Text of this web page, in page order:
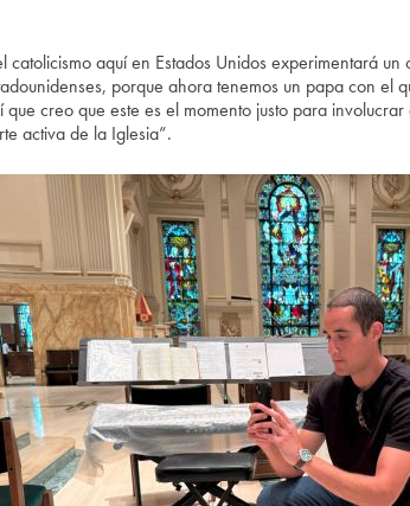
catolicismo aquí en Estados Unidos experimentará
porque ahora tenemos un papa con el
que creo que este es el momento justo para
activa de la Iglesia”.